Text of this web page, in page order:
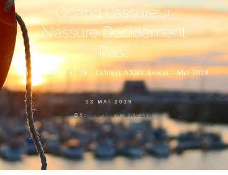
Quand L’assureur
N’assure Décidément
Pas…
La Newsletter n° 28 - Cabinet AXIO Avocat - Mai 2019
13 MAI 2019
BY: OLIVIER BAGLIO